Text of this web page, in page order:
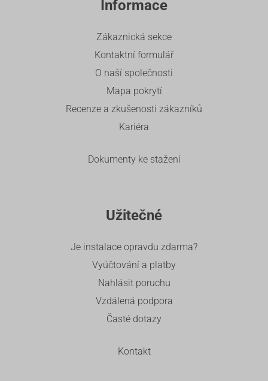
Informace
Zákaznická sekce
Kontaktní formulář
O naší společnosti
Mapa pokrytí
Recenze a zkušenosti zákazníků
Kariéra
Dokumenty ke stažení
Užitečné
Je instalace opravdu zdarma?
Vyúčtování a platby
Nahlásit poruchu
Vzdálená podpora
Časté dotazy
Kontakt